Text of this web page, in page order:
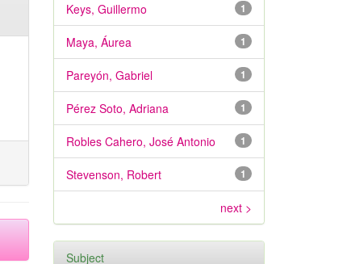
1
Keys, Guillermo
1
Maya, Áurea
1
Pareyón, Gabriel
1
Pérez Soto, Adriana
1
Robles Cahero, José Antonio
1
Stevenson, Robert
next >
Subject